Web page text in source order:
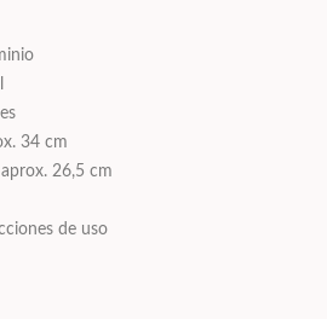
34 cm
26,5 cm
de uso